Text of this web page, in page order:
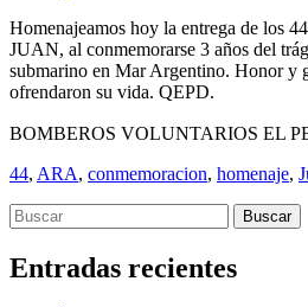
Homenajeamos hoy la entrega de los
JUAN, al conmemorarse 3 años del
submarino en Mar Argentino. Honor y
ofrendaron su vida. QEPD.
BOMBEROS VOLUNTARIOS EL
44, ARA, conmemoracion, homenaje,
Entradas recientes